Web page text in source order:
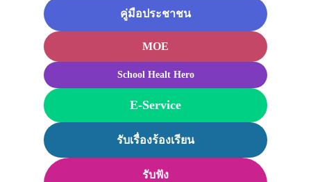
คู่มือประชาชน
MOE
School Healt Hero
E-Service
รับเรื่องร้องเรียน
รับฟัง